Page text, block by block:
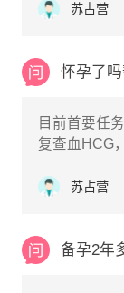
苏占营
怀孕了
目前首要任
复查血HCG
率是药物代谢
苏占营